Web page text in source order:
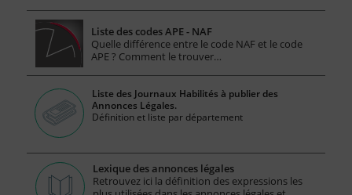
Liste des codes APE - NAF
Quelle différence entre le code NAF et le code
APE ? Comment le trouver…
Liste des Journaux Habilités à publier des
Annonces Légales.
Définition et liste par département
Lexique des annonces légales
Retrouvez ici la définition des expressions les